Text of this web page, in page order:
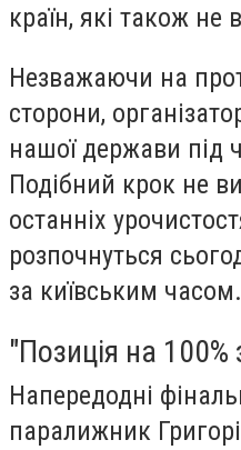
країн, які також не
Незважаючи на
сторони,
нашої держави під
Подібний крок не
останніх
розпочнуться
за київським часом.
"Позиція на 100%
Напередодні
паралижник